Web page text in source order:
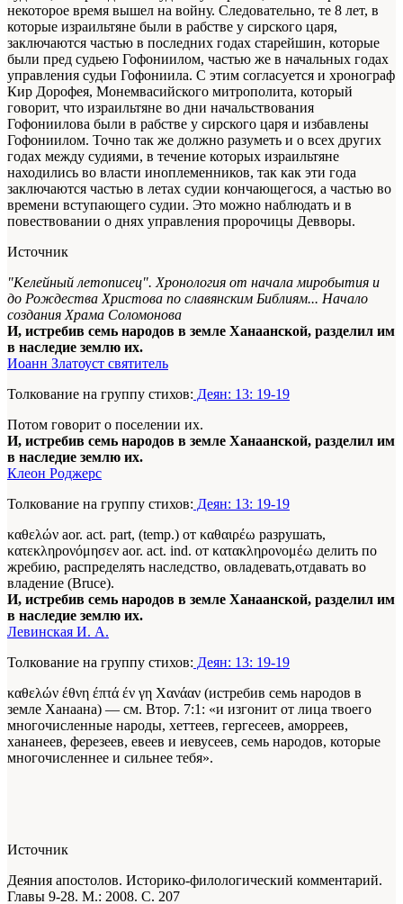
некоторое время вышел на войну. Следовательно, те 8 лет, в
которые израильтяне были в рабстве у сирского царя,
заключаются частью в последних годах старейшин, которые
были пред судьею Гофониилом, частью же в начальных годах
управления судьи Гофониила. С этим согласуется и хронограф
Кир Дорофея, Монемвасийского митрополита, который
говорит, что израильтяне во дни начальствования
Гофониилова были в рабстве у сирского царя и избавлены
Гофониилом. Точно так же должно разуметь и о всех других
годах между судиями, в течение которых израильтяне
находились во власти иноплеменников, так как эти года
заключаются частью в летах судии кончающегося, а частью во
времени вступающего судии. Это можно наблюдать и в
повествовании о днях управления пророчицы Девворы.
Источник
"Келейный летописец". Хронология от начала миробытия и
до Рождества Христова по славянским Библиям... Начало
создания Храма Соломонова
И, истребив семь народов в земле Ханаанской, разделил им
в наследие землю их.
Иоанн Златоуст святитель
Толкование на группу стихов: Деян: 13: 19-19
Потом говорит о поселении их.
И, истребив семь народов в земле Ханаанской, разделил им
в наследие землю их.
Клеон Роджерс
Толкование на группу стихов: Деян: 13: 19-19
καθελών aor. act. part, (temp.) от καθαιρέω разрушать,
κατεκληρονόμησεν aor. act. ind. от κατακληρονομέω делить по
жребию, распределять наследство, овладевать,отдавать во
владение (Bruce).
И, истребив семь народов в земле Ханаанской, разделил им
в наследие землю их.
Левинская И. А.
Толкование на группу стихов: Деян: 13: 19-19
καθελών έθνη έπτά έν γη Χανάαν (истребив семь народов в
земле Ханаана) — см. Втор. 7:1: «и изгонит от лица твоего
многочисленные народы, хеттеев, гергесеев, аморреев,
хананеев, ферезеев, евеев и иевусеев, семь народов, которые
многочисленнее и сильнее тебя».
Источник
Деяния апостолов. Историко-филологический комментарий.
Главы 9-28. М.: 2008. С. 207